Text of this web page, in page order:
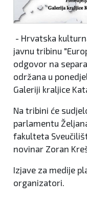
- Hrvatska
javnu tribinu
odgovor na
održana u
Galeriji kraljice
Na tribini će
parlamentu
fakulteta
novinar Zoran
Izjave za medije
organizatori.